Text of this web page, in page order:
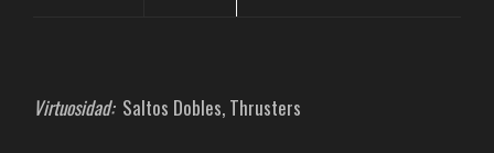
Virtuosidad: Saltos Dobles, Thrusters